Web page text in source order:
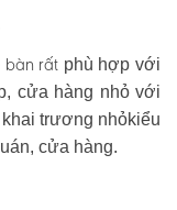
bàn rất phù hợp với
cửa hàng nhỏ với
trương nhỏkiểu
cửa hàng.